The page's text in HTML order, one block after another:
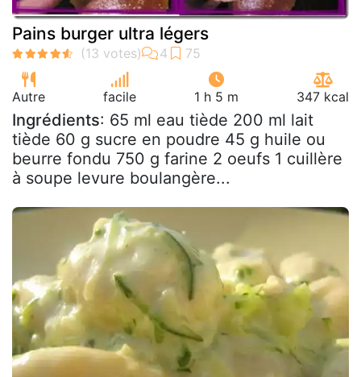
Pains burger ultra légers
Autre facile 1 h 5 m 347 kcal
Ingrédients: 65 ml eau tiède 200 ml lait
tiède 60 g sucre en poudre 45 g huile ou
beurre fondu 750 g farine 2 oeufs 1 cuillère
à soupe levure boulangère...